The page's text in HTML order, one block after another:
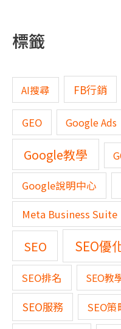
標籤
AI搜尋 FB行銷
GEO Google Ads
Google教學
Google說明中心
Meta Business Suite
SEO SEO優
SEO排名 SEO教
SEO服務 SEO策